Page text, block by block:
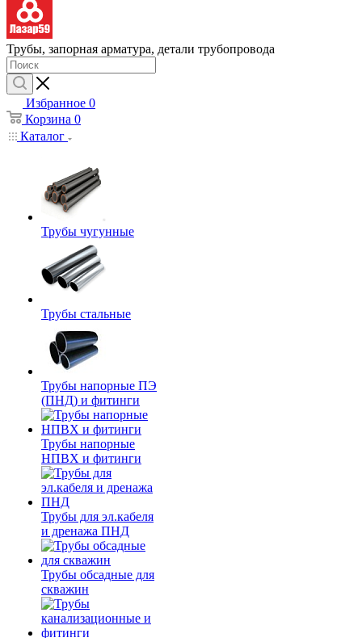
Трубы, запорная арматура, детали трубопровода
Избранное 0
Корзина 0
Каталог
Трубы чугунные
Трубы стальные
Трубы напорные ПЭ
(ПНД) и фитинги
Трубы напорные
НПВХ и фитинги
Трубы для эл.кабеля
и дренажа ПНД
Трубы обсадные для
скважин